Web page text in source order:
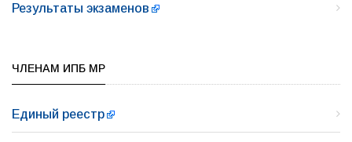
Результаты экзаменов
ЧЛЕНАМ ИПБ МР
Единый реестр